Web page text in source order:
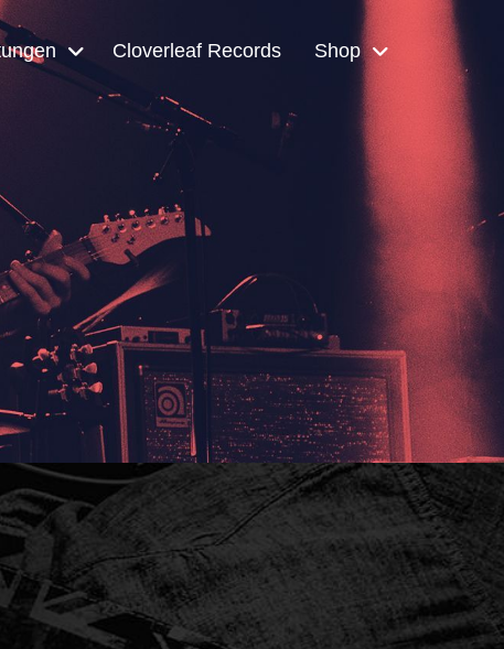
Cloverleaf Records Shop